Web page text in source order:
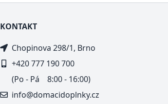
KONTAKT
Chopinova 298/1, Brno
+420 777 190 700
(Po - Pá 8:00 - 16:00)
info@domacidoplnky.cz